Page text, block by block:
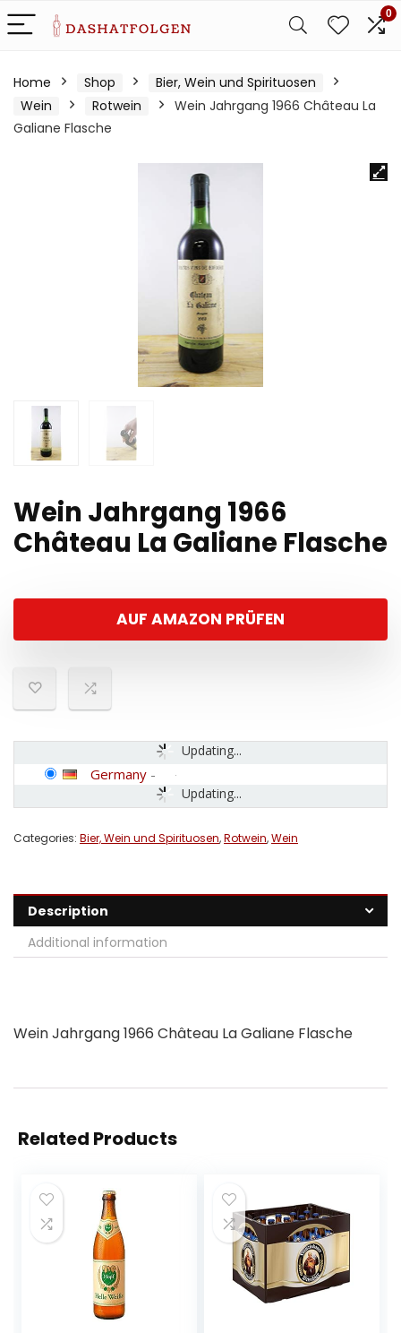
0
Home Shop
Bier, Wein und Spirituosen
Wein
Rotwein
Wein Jahrgang 1966 Château La
Galiane Flasche
Wein Jahrgang 1966
Château La Galiane Flasche
AUF AMAZON PRÜFEN
Updating...
Updating...
Germany -
Categories: Bier, Wein und Spirituosen,Rotwein,Wein
Description
Additional information
Wein Jahrgang 1966 Château La Galiane Flasche
Related Products